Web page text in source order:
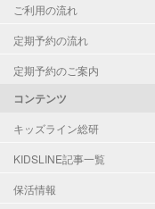
ご利用の流れ
定期予約の流れ
定期予約のご案内
コンテンツ
キッズライン総研
KIDSLINE記事一覧
保活情報